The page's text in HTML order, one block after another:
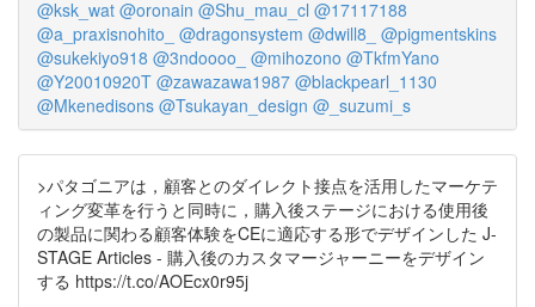
@ksk_wat @oronain @Shu_mau_cl @17117188
@a_praxisnohito_
@dragonsystem @dwill8_
@pigmentskins
@sukekiyo918 @3ndoooo_ @mihozono @TkfmYano
@Y20010920T @zawazawa1987 @blackpearl_1130
@Mkenedisons @Tsukayan_design @_suzumi_s
>パタゴニアは，顧客とのダイレクト接点を活用したマーケテ
ィング変革を行うと同時に，購入後ステージにおける使用後
の製品に関わる顧客体験をCEに適応する形でデザインした J-
STAGE Articles - 購入後のカスタマージャーニーをデザイン
する https://t.co/AOEcx0r95j